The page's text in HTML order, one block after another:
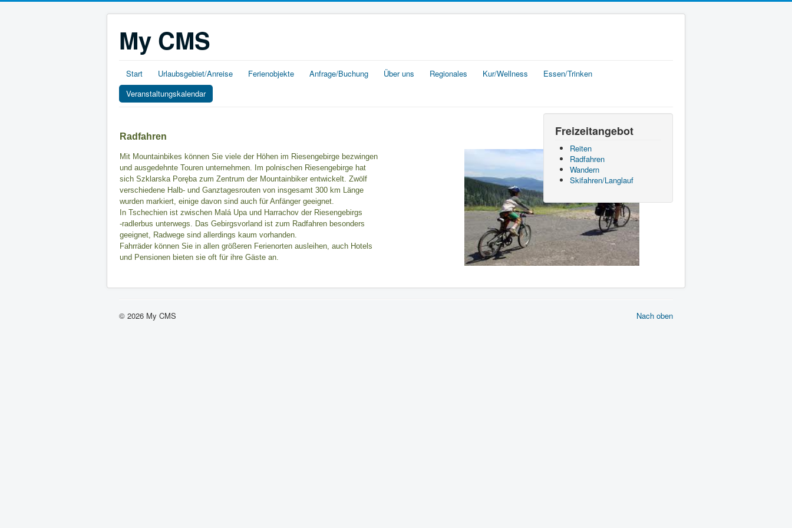
My CMS
Start Urlaubsgebiet/Anreise Ferienobjekte Anfrage/Buchung Über uns Regionales Kur/Wellness
Essen/Trinken
Veranstaltungskalendar
Radfahren
Mit Mountainbikes können Sie viele der Höhen im Riesengebirge bezwingen
und ausgedehnte Touren unternehmen. Im polnischen Riesengebirge hat
sich Szklarska Poręba zum Zentrum der Mountainbiker entwickelt. Zwölf
verschiedene Halb- und Ganztagesrouten von insgesamt 300 km Länge
wurden markiert, einige davon sind auch für Anfänger geeignet.
In Tschechien ist zwischen Malá Upa und Harrachov der Riesengebirgs
-radlerbus unterwegs. Das Gebirgsvorland ist zum Radfahren besonders
geeignet, Radwege sind allerdings kaum vorhanden.
Fahrräder können Sie in allen größeren Ferienorten ausleihen, auch Hotels
und Pensionen bieten sie oft für ihre Gäste an.
Freizeitangebot
Reiten
Radfahren
Wandern
Skifahren/Langlauf
Nach oben
© 2026 My CMS